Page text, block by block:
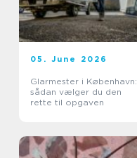
05. June 2026
Glarmester i København:
sådan vælger du den
rette til opgaven